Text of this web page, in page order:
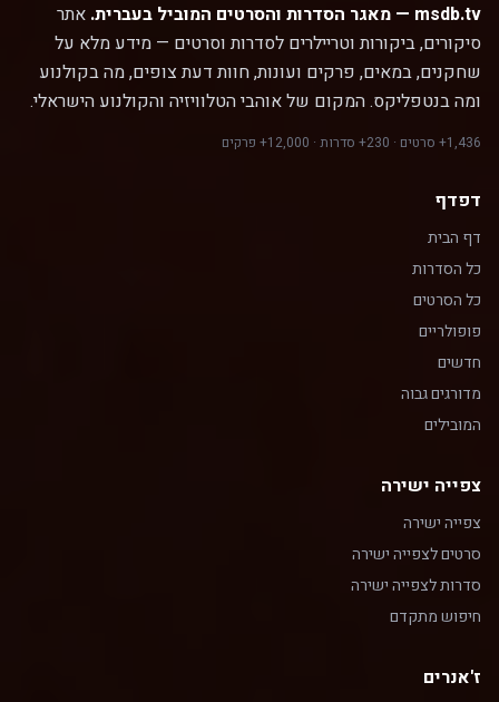
msdb.tv — מאגר הסדרות והסרטים המוביל בעברית.
אתר
סיקורים, ביקורות וטריילרים לסדרות וסרטים — מידע מלא על
שחקנים, במאים, פרקים ועונות, חוות דעת צופים, מה בקולנוע
ומה בנטפליקס. המקום של אוהבי הטלוויזיה והקולנוע הישראלי.
1,436+ סרטים · 230+ סדרות · 12,000+ פרקים
דפדף
דף הבית
כל הסדרות
כל הסרטים
פופולריים
חדשים
מדורגים גבוה
המובילים
צפייה ישירה
צפייה ישירה
סרטים לצפייה ישירה
סדרות לצפייה ישירה
חיפוש מתקדם
ז'אנרים